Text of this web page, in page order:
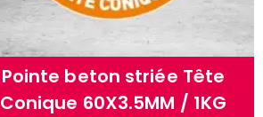
Pointe beton striée Tête
Conique 60X3.5MM / 1KG